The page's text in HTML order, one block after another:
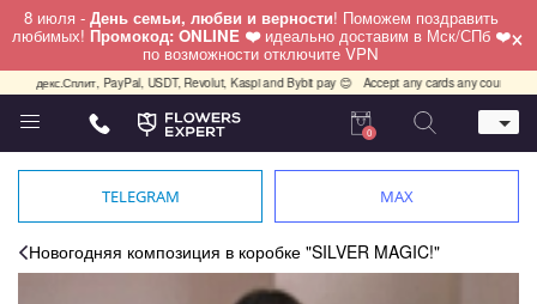
8 июля - День семьи, любви и верности! Поможем поздравить
любимых! Промокод: ONLINE ❤️ идеально доставим в Мск/СПб ❤️
по возможности отключите VPN ×
PayPal, USDT, Revolut, Kaspi and Bybit pay 😊 Accept any cards any country,
Телефон
+7 (812) 425 36 05
Санкт-Петербург,
0
TELEGRAM MAX
Новогодняя композиция в коробке "SILVER MAGIC!"